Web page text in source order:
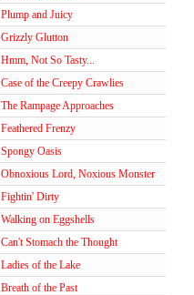
Plump and Juicy
Grizzly Glutton
Hmm, Not So Tasty...
Case of the Creepy Crawlies
The Rampage Approaches
Feathered Frenzy
Spongy Oasis
Obnoxious Lord, Noxious Monster
Fightin' Dirty
Walking on Eggshells
Can't Stomach the Thought
Ladies of the Lake
Breath of the Past